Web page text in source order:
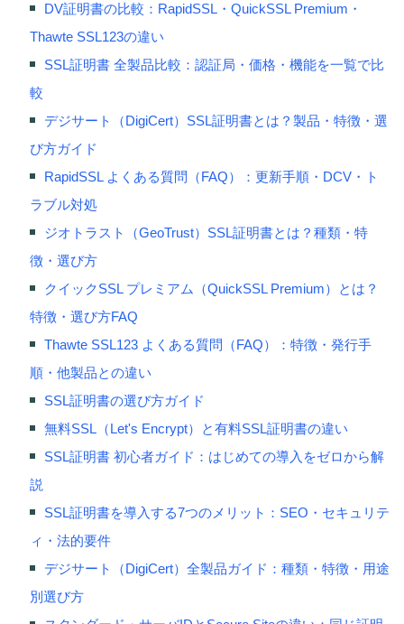
DV証明書の比較：RapidSSL・QuickSSL Premium・
Thawte SSL123の違い
SSL証明書 全製品比較：認証局・価格・機能を一覧で比
較
デジサート（DigiCert）SSL証明書とは？製品・特徴・選
び方ガイド
RapidSSL よくある質問（FAQ）：更新手順・DCV・ト
ラブル対処
ジオトラスト（GeoTrust）SSL証明書とは？種類・特
徴・選び方
クイックSSL プレミアム（QuickSSL Premium）とは？
特徴・選び方FAQ
Thawte SSL123 よくある質問（FAQ）：特徴・発行手
順・他製品との違い
SSL証明書の選び方ガイド
無料SSL（Let's Encrypt）と有料SSL証明書の違い
SSL証明書 初心者ガイド：はじめての導入をゼロから解
説
SSL証明書を導入する7つのメリット：SEO・セキュリテ
ィ・法的要件
デジサート（DigiCert）全製品ガイド：種類・特徴・用途
別選び方